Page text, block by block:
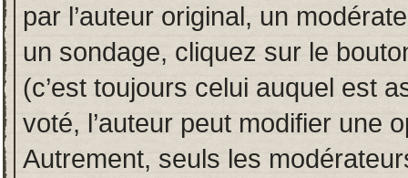
par l’auteur original, un
un sondage, cliquez sur le
(c’est toujours celui auquel est
voté, l’auteur peut modifier une
Autrement, seuls les